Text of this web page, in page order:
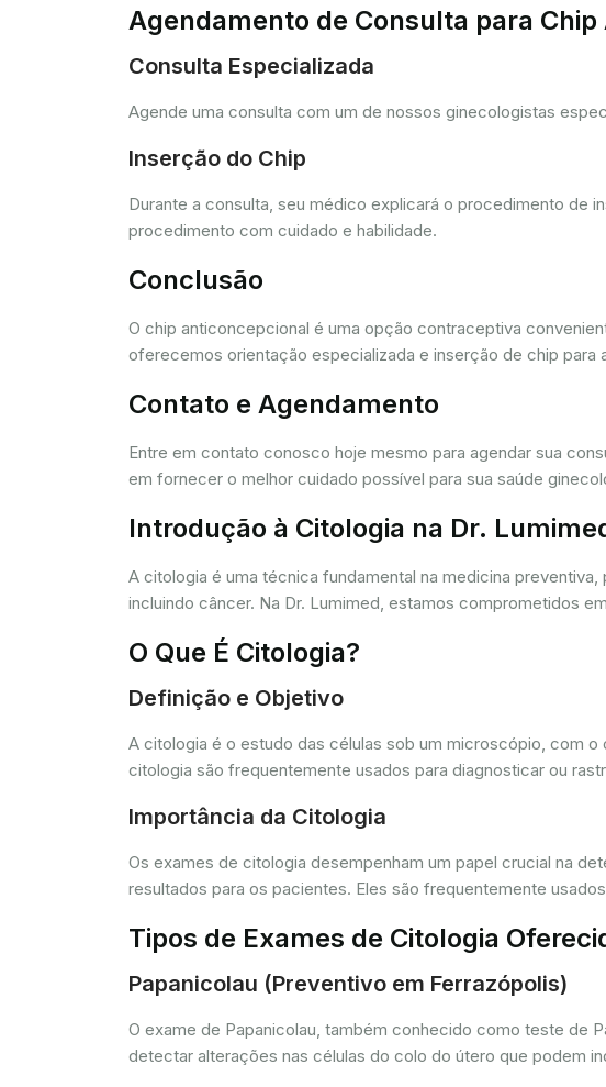
Agendamento de Consulta para
Consulta Especializada
Agende uma consulta com um de nossos ginecologistas
Inserção do Chip
Durante a consulta, seu médico explicará o procedimento de
procedimento com cuidado e habilidade.
Conclusão
O chip anticoncepcional é uma opção contraceptiva
oferecemos orientação especializada e inserção de chip
Contato e Agendamento
Entre em contato conosco hoje mesmo para agendar sua
em fornecer o melhor cuidado possível para sua saúde
Introdução à Citologia na Dr.
A citologia é uma técnica fundamental na medicina
incluindo câncer. Na Dr. Lumimed, estamos comprometidos
O Que É Citologia?
Definição e Objetivo
A citologia é o estudo das células sob um microscópio, com
citologia são frequentemente usados para diagnosticar ou
Importância da Citologia
Os exames de citologia desempenham um papel crucial na
resultados para os pacientes. Eles são frequentemente
Tipos de Exames de Citologia
Papanicolau (Preventivo em Ferrazópolis)
O exame de Papanicolau, também conhecido como teste de
detectar alterações nas células do colo do útero que podem